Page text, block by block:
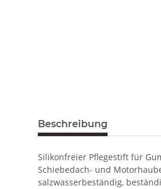
Beschreibung
Silikonfreier Pflegestift für
Schiebedach- und
salzwasserbeständig,